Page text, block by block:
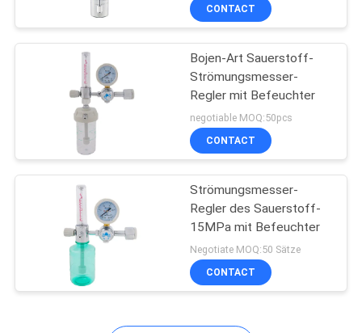
ZITAT
SITEMAP
PRIVACY
POLICY
CONTACT
Bojen-Art Sauerstoff-
Strömungsmesser-
Regler mit Befeuchter
negotiable MOQ:50pcs
CONTACT
Strömungsmesser-
Regler des Sauerstoff-
15MPa mit Befeuchter
Negotiate MOQ:50 Sätze
CONTACT